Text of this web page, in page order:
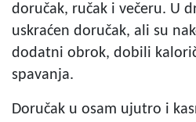
doručak, ručak i večeru. U
uskraćen doručak, ali su
dodatni obrok, dobili
spavanja.
Doručak u osam ujutro i